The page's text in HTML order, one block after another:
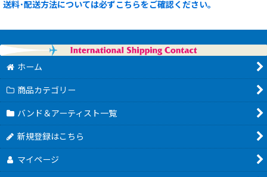
送料･配送方法については必ずこちらをご確認ください。
ホーム
商品カテゴリー
バンド＆アーティスト一覧
新規登録はこちら
マイページ